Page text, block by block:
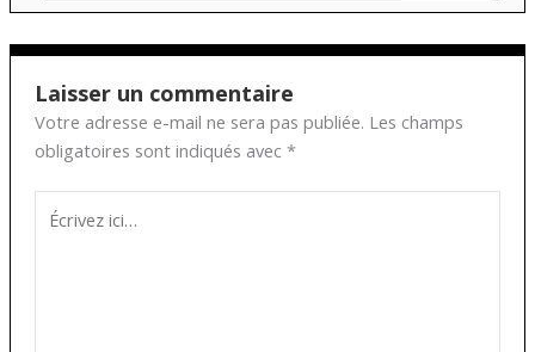
Laisser un commentaire
Votre adresse e-mail ne sera pas publiée. Les champs
obligatoires sont indiqués avec *
Écrivez
ici…